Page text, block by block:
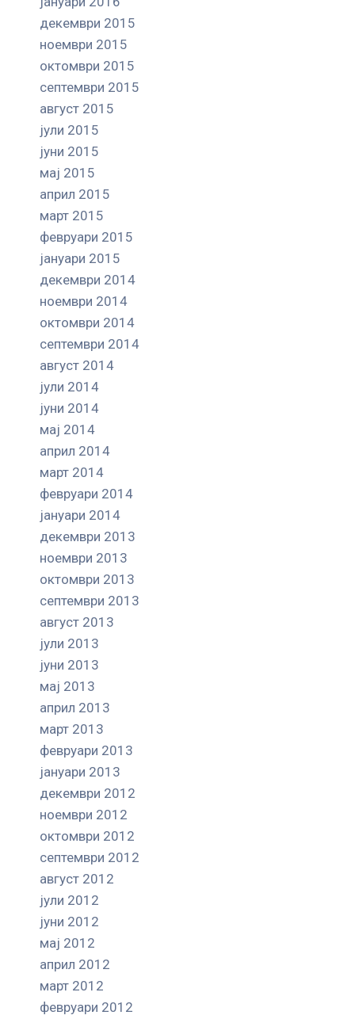
декември 2015
ноември 2015
октомври 2015
септември 2015
август 2015
јули 2015
јуни 2015
мај 2015
април 2015
март 2015
февруари 2015
јануари 2015
декември 2014
ноември 2014
октомври 2014
септември 2014
август 2014
јули 2014
јуни 2014
мај 2014
април 2014
март 2014
февруари 2014
јануари 2014
декември 2013
ноември 2013
октомври 2013
септември 2013
август 2013
јули 2013
јуни 2013
мај 2013
април 2013
март 2013
февруари 2013
јануари 2013
декември 2012
ноември 2012
октомври 2012
септември 2012
август 2012
јули 2012
јуни 2012
мај 2012
април 2012
март 2012
февруари 2012